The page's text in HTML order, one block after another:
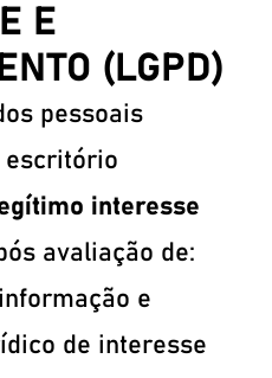
E
(LGPD)
pessoais
escritório
interesse
avaliação de:
e
de interesse